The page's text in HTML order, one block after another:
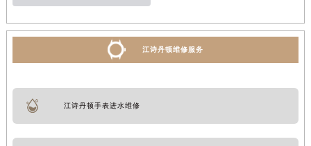
江诗丹顿维修服务
江诗丹顿手表进水维修